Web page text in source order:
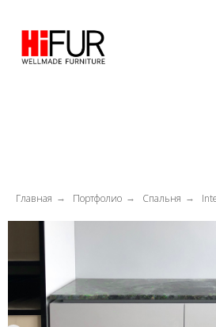
Главная → Портфолио → Спальня →